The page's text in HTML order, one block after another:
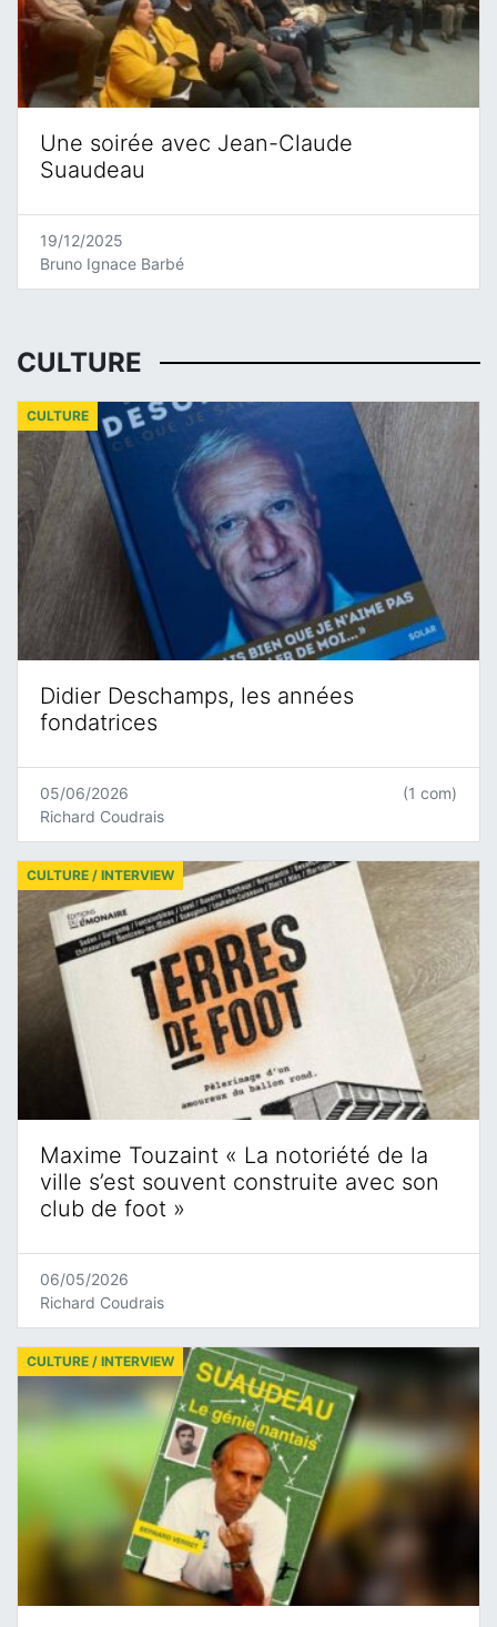
Une soirée avec Jean-Claude
Suaudeau
19/12/2025
Bruno Ignace Barbé
CULTURE
Didier Deschamps, les années
fondatrices
CULTURE
05/06/2026
Richard Coudrais
(1 com)
Maxime Touzaint « La notoriété de la
ville s’est souvent construite avec son
club de foot »
CULTURE / INTERVIEW
06/05/2026
Richard Coudrais
CULTURE / INTERVIEW